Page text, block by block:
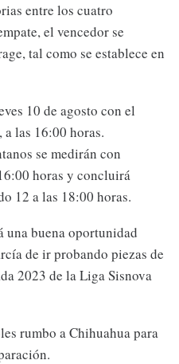
entre los cuatro
el vencedor se
tal como se establece en
10 de agosto con el
las 16:00 horas.
se medirán con
horas y concluirá
12 a las 18:00 horas.
una buena oportunidad
de ir probando piezas de
2023 de la Liga Sisnova
rumbo a Chihuahua para